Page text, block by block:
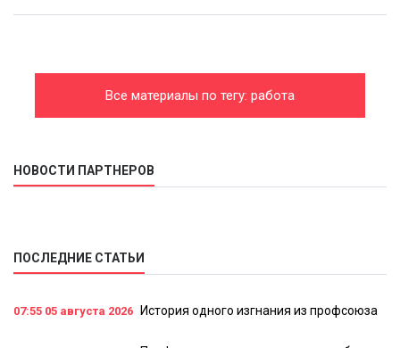
Все материалы по тегу: работа
НОВОСТИ ПАРТНЕРОВ
ПОСЛЕДНИЕ СТАТЬИ
07:55 05 августа 2026 История одного изгнания из профсоюза